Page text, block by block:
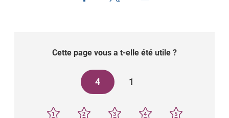
Cette page vous a t-elle été utile ?
4 1
1
2
3
4
5